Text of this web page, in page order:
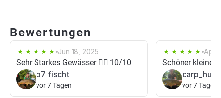
Bewertungen
Jun 18, 2025
Sehr Starkes Gewässer 👍🏻 10/10
b7 fischt
vor 7 Tagen
Apr
Schöner kleiner
vor 7 Tagen